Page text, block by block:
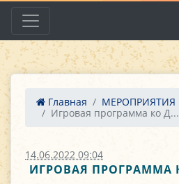
Главная МЕРОПРИЯТИЯ
Игровая программа ко Д...
14.06.2022 09:04
ИГРОВАЯ ПРОГРАММА